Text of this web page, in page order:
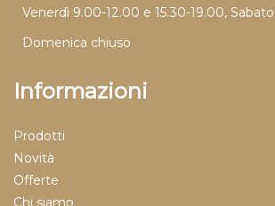
Venerdì 9.00-12.00 e 15.30-19.00,
Domenica chiuso
Informazioni
Prodotti
Novità
Offerte
Chi siamo